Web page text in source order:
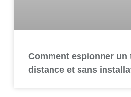
Comment espionner un
distance et sans